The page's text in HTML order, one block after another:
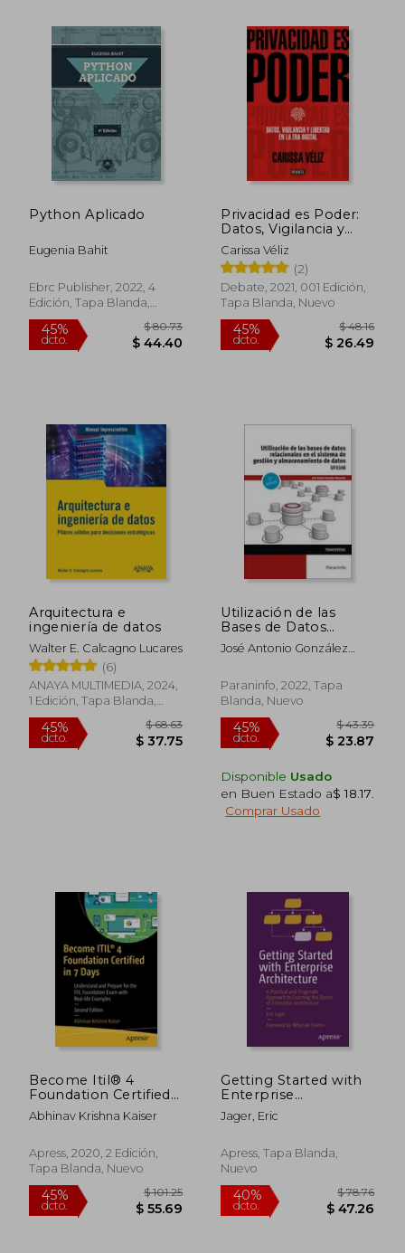
40%
dcto.
45%
dcto.
Python Aplicado
Eugenia Bahit
Ebrc Publisher, 2022, 4
Edición, Tapa Blanda,
Nuevo
dcto.
$ 80.73
Privacidad es Poder:
Datos, Vigilancia y
Libertad en la era
Digital
Carissa Véliz
(2)
Debate, 2021, 001 Edición,
Tapa Blanda, Nuevo
45%
dcto.
Arquitectura e
ingeniería de datos
Walter E. Calcagno Lucares
(6)
ANAYA MULTIMEDIA, 2024,
1 Edición, Tapa Blanda,
Nuevo
dcto.
Utilización de las
Bases de Datos
Relacionales en el
Sistema de Gestión y
Datos: Rústica (8)
José Antonio González
Paraninfo, 2022, Tapa
Blanda, Nuevo
45%
Disponible Usado
en Buen Estado a$ 18.17
Comprar Usado
Become Itil® 4
Foundation Certified
in 7 Days: Understand
and Prepare for the
With Real-Life
Examples (en Inglés)
Abhinav Krishna Kaiser
Apress, 2020, 2 Edición,
Tapa Blanda, Nuevo
Getting Started with
Enterprise
Architecture: A
Practical and
to Learning the
Basics of Enterprise
Inglés)
Jager, Eric
Apress, Tapa Blanda,
Nuevo